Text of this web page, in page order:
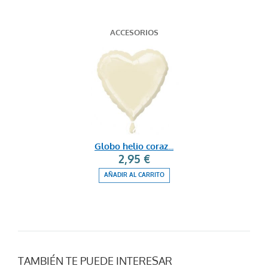
ACCESORIOS
Globo helio coraz...
2,95 €
AÑADIR AL CARRITO
TAMBIÉN TE PUEDE INTERESAR